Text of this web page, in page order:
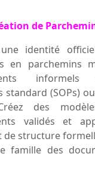
de
identité
en parchemins
informels
standard (SOPs)
des
validés et
de structure
famille des